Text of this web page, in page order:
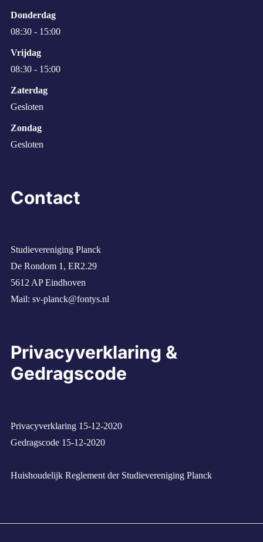
Donderdag
08:30 - 15:00
Vrijdag
08:30 - 15:00
Zaterdag
Gesloten
Zondag
Gesloten
Contact
Studievereniging Planck
De Rondom 1, ER2.29
5612 AP Eindhoven
Mail: sv-planck@fontys.nl
Privacyverklaring &
Gedragscode
Privacyverklaring 15-12-2020
Gedragscode 15-12-2020
Huishoudelijk Reglement der Studievereniging Planck